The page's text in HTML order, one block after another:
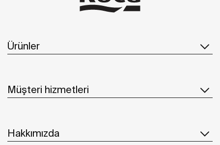
Ürünler
Müşteri hizmetleri
Hakkımızda